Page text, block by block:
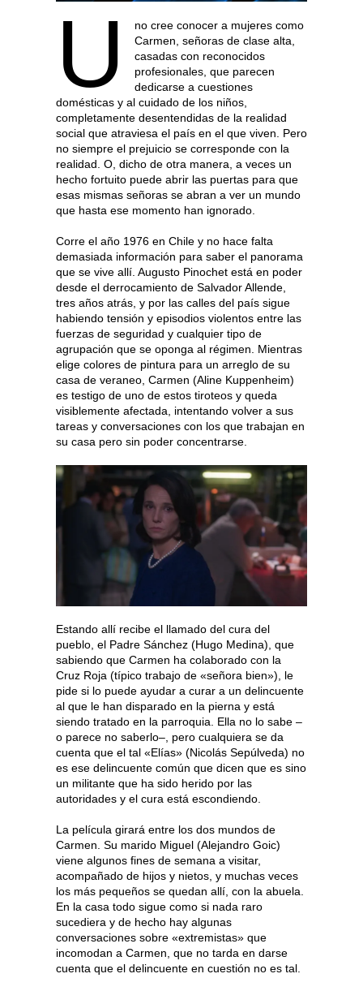
U
no cree conocer a mujeres como
Carmen, señoras de clase alta,
casadas con reconocidos
profesionales, que parecen
dedicarse a cuestiones
domésticas y al cuidado de los niños,
completamente desentendidas de la realidad
social que atraviesa el país en el que viven. Pero
no siempre el prejuicio se corresponde con la
realidad. O, dicho de otra manera, a veces un
hecho fortuito puede abrir las puertas para que
esas mismas señoras se abran a ver un mundo
que hasta ese momento han ignorado.
Corre el año 1976 en Chile y no hace falta
demasiada información para saber el panorama
que se vive allí. Augusto Pinochet está en poder
desde el derrocamiento de Salvador Allende,
tres años atrás, y por las calles del país sigue
habiendo tensión y episodios violentos entre las
fuerzas de seguridad y cualquier tipo de
agrupación que se oponga al régimen. Mientras
elige colores de pintura para un arreglo de su
casa de veraneo, Carmen (Aline Kuppenheim)
es testigo de uno de estos tiroteos y queda
visiblemente afectada, intentando volver a sus
tareas y conversaciones con los que trabajan en
su casa pero sin poder concentrarse.
Estando allí recibe el llamado del cura del
pueblo, el Padre Sánchez (Hugo Medina), que
sabiendo que Carmen ha colaborado con la
Cruz Roja (típico trabajo de «señora bien»), le
pide si lo puede ayudar a curar a un delincuente
al que le han disparado en la pierna y está
siendo tratado en la parroquia. Ella no lo sabe –
o parece no saberlo–, pero cualquiera se da
cuenta que el tal «Elías» (Nicolás Sepúlveda) no
es ese delincuente común que dicen que es sino
un militante que ha sido herido por las
autoridades y el cura está escondiendo.
La película girará entre los dos mundos de
Carmen. Su marido Miguel (Alejandro Goic)
viene algunos fines de semana a visitar,
acompañado de hijos y nietos, y muchas veces
los más pequeños se quedan allí, con la abuela.
En la casa todo sigue como si nada raro
sucediera y de hecho hay algunas
conversaciones sobre «extremistas» que
incomodan a Carmen, que no tarda en darse
cuenta que el delincuente en cuestión no es tal.